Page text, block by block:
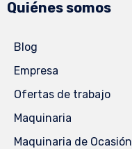
Quiénes somos
Blog
Empresa
Ofertas de trabajo
Maquinaria
Maquinaria de Ocasión